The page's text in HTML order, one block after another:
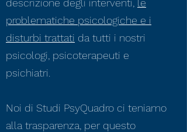
descrizione degli interventi, le
problematiche psicologiche e i
disturbi trattati da tutti i nostri
psicologi psicoterapeuti e
psichiatri
Noi di Studi PsyQuadro ci teniamo
alla trasparenza, per questo